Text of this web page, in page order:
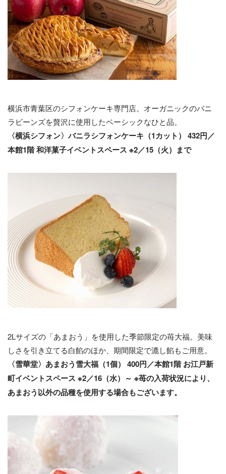
横浜市青葉区のシフォンケーキ専門店。オーガニックのバニ
ラビーンズを贅沢に使用したベーシックなひと品。
〈横浜シフォン〉バニラシフォンケーキ（1カット） 432円／
本館1階 和洋菓子イベントスペース ※2／15（火）まで
2Lサイズの「あまおう」を使用した季節限定の苺大福。美味
しさを引き立てる白餡のほか、期間限定で漉し餡もご用意。
〈雪華堂〉あまおう雪大福（1個） 400円／本館1階 お江戸新
町イベントスペース ※2／16（水）～ ※苺の入荷状況により、
あまおう以外の品種を使用する場合もございます。